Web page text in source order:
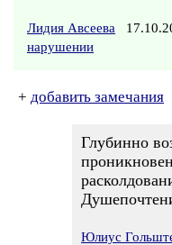
Лидия Авсеева
нарушении
+ добавить замечания
Глубинно
Юлиус